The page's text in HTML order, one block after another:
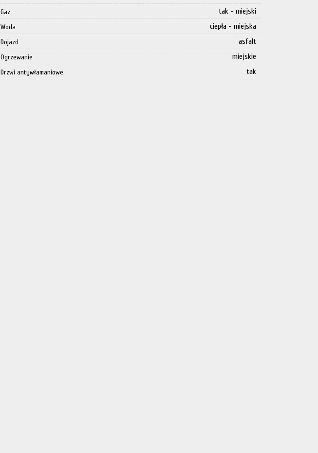
Gaz tak - miejski
Woda ciepła - miejska
Dojazd asfalt
Ogrzewanie miejskie
Drzwi antywłamaniowe tak